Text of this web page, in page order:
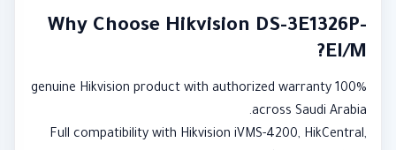
Why Choose Hikvision DS-3E1326P-
EI/M?
100% genuine Hikvision product with authorized warranty
across Saudi Arabia.
Full compatibility with Hikvision iVMS-4200, HikCentral,